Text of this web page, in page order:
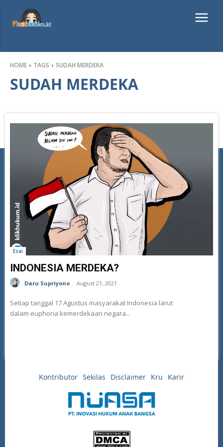
HOME TAGS SUDAH MERDEKA
SUDAH MERDEKA
Esai
INDONESIA MERDEKA?
Daru Supriyono - August 21, 2021
Setiap tanggal 17 Agustus masyarakat Indonesia larut
dalam euphoria kemerdekaan negara...
Kontributor Sekilas Disclaimer Kru Karir